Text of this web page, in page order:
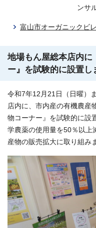
ンサ
富山市オーガニックビ
地場もん屋総本店内
ー』を試験的に設置し
令和7年12月21日（日曜）
店内に、市内産の有機農産
物コーナー』を試験的に設
学農薬の使用量を50％以上
産物の販売拡大に取り組み